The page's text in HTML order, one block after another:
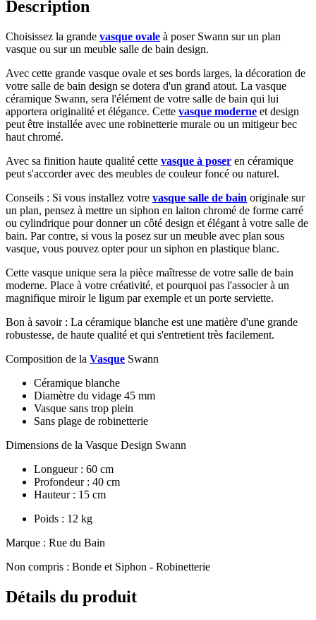
Description
Choisissez la grande vasque ovale à poser Swann sur un plan
vasque ou sur un meuble salle de bain design.
Avec cette grande vasque ovale et ses bords larges, la décoration de
votre salle de bain design se dotera d'un grand atout. La vasque
céramique Swann, sera l'élément de votre salle de bain qui lui
apportera originalité et élégance. Cette vasque moderne et design
peut être installée avec une robinetterie murale ou un mitigeur bec
haut chromé.
Avec sa finition haute qualité cette vasque à poser en céramique
peut s'accorder avec des meubles de couleur foncé ou naturel.
Conseils : Si vous installez votre vasque salle de bain originale sur
un plan, pensez à mettre un siphon en laiton chromé de forme carré
ou cylindrique pour donner un côté design et élégant à votre salle de
bain. Par contre, si vous la posez sur un meuble avec plan sous
vasque, vous pouvez opter pour un siphon en plastique blanc.
Cette vasque unique sera la pièce maîtresse de votre salle de bain
moderne. Place à votre créativité, et pourquoi pas l'associer à un
magnifique miroir le ligum par exemple et un porte serviette.
Bon à savoir : La céramique blanche est une matière d'une grande
robustesse, de haute qualité et qui s'entretient très facilement.
Composition de la Vasque Swann
Céramique blanche
Diamètre du vidage 45 mm
Vasque sans trop plein
Sans plage de robinetterie
Dimensions de la Vasque Design Swann
Longueur : 60 cm
Profondeur : 40 cm
Hauteur : 15 cm
Poids : 12 kg
Marque : Rue du Bain
Non compris : Bonde et Siphon - Robinetterie
Détails du produit